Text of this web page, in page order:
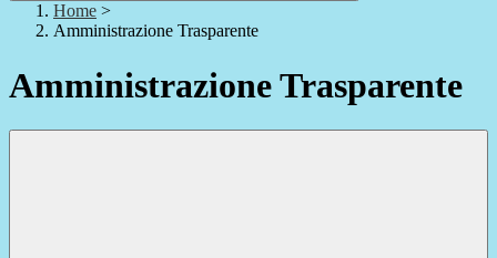
Home >
Amministrazione Trasparente
Amministrazione Trasparente